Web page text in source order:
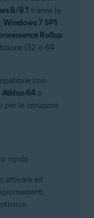
8/8.1 tranne le
Windows 7 SP1
Rollup
(32 o 64
con
Athlon 64 o
per le istruzioni
rigido
attivare ed